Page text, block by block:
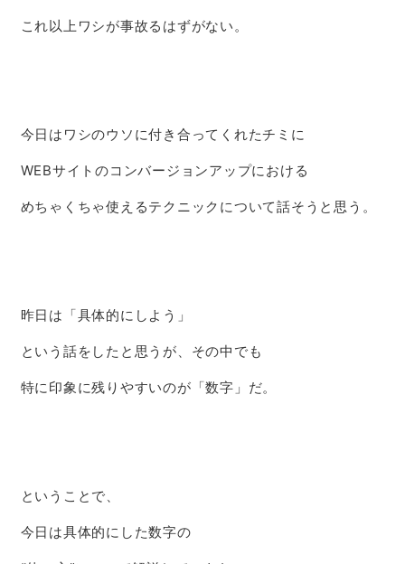
これ以上ワシが事故るはずがない。
今日はワシのウソに付き合ってくれたチミに
WEBサイトのコンバージョンアップにおける
めちゃくちゃ使えるテクニックについて話そうと思う。
昨日は「具体的にしよう」
という話をしたと思うが、その中でも
特に印象に残りやすいのが「数字」だ。
ということで、
今日は具体的にした数字の